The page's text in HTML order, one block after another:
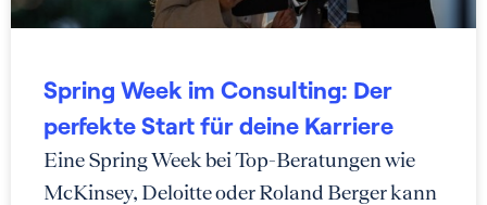
Spring Week im Consulting: Der
perfekte Start für deine Karriere
Eine Spring Week bei Top-Beratungen wie
McKinsey, Deloitte oder Roland Berger kann